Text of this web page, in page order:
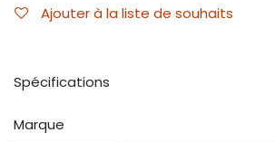
Ajouter à la liste de souhaits
Spécifications
Marque